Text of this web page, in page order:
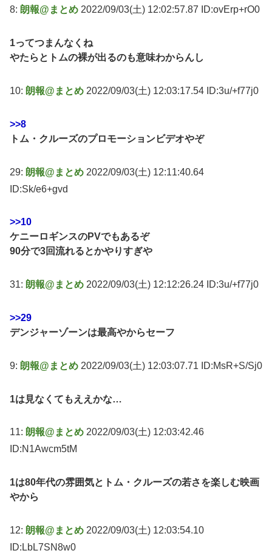
8: 朗報@まとめ 2022/09/03(土) 12:02:57.87 ID:ovErp+rO0
1ってつまんなくね
やたらとトムの裸が出るのも意味わからんし
10: 朗報@まとめ 2022/09/03(土) 12:03:17.54 ID:3u/+f77j0
>>8
トム・クルーズのプロモーションビデオやぞ
29: 朗報@まとめ 2022/09/03(土) 12:11:40.64
ID:Sk/e6+gvd
>>10
ケニーロギンスのPVでもあるぞ
90分で3回流れるとかやりすぎや
31: 朗報@まとめ 2022/09/03(土) 12:12:26.24 ID:3u/+f77j0
>>29
デンジャーゾーンは最高やからセーフ
9: 朗報@まとめ 2022/09/03(土) 12:03:07.71 ID:MsR+S/Sj0
1は見なくてもええかな…
11: 朗報@まとめ 2022/09/03(土) 12:03:42.46
ID:N1Awcm5tM
1は80年代の雰囲気とトム・クルーズの若さを楽しむ映画
やから
12: 朗報@まとめ 2022/09/03(土) 12:03:54.10
ID:LbL7SN8w0